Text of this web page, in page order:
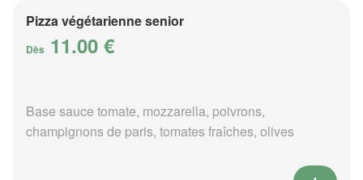
Pizza végétarienne senior
Dès 11.00 €
Base sauce tomate, mozzarella, poivrons,
champignons de paris, tomates fraîches, olives